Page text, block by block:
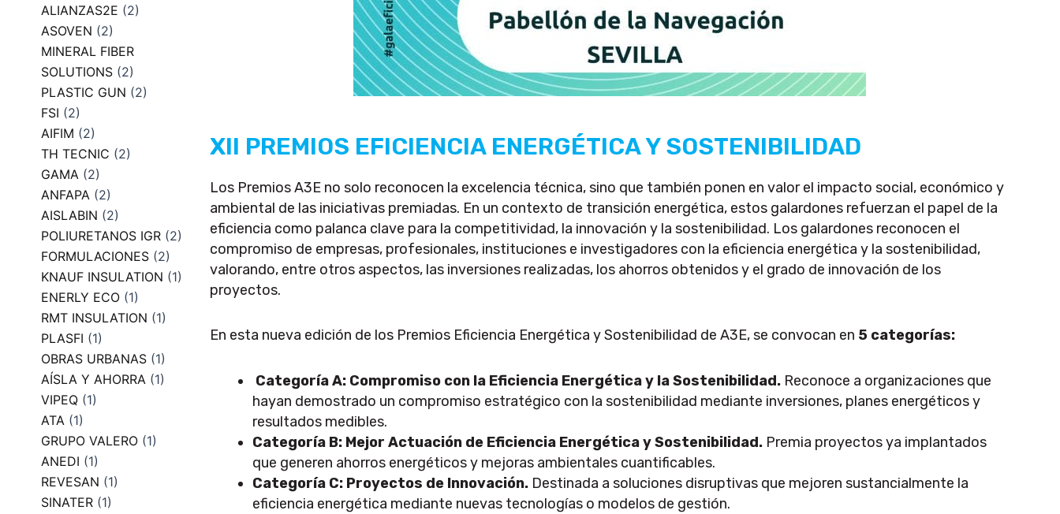
ALIANZAS2E (2)
ASOVEN (2)
MINERAL FIBER
SOLUTIONS (2)
PLASTIC GUN (2)
FSI (2)
AIFIM (2)
TH TECNIC (2)
GAMA (2)
ANFAPA (2)
AISLABIN (2)
POLIURETANOS IGR (2)
FORMULACIONES (2)
KNAUF INSULATION (1)
ENERLY ECO (1)
RMT INSULATION (1)
PLASFI (1)
OBRAS URBANAS (1)
AÍSLA Y AHORRA (1)
VIPEQ (1)
ATA (1)
GRUPO VALERO (1)
ANEDI (1)
REVESAN (1)
SINATER (1)
XII PREMIOS EFICIENCIA ENERGÉTICA Y SOSTENIBILIDAD
Los Premios A3E no solo reconocen la excelencia técnica, sino que también ponen en valor el impacto social, económico y
ambiental de las iniciativas premiadas. En un contexto de transición energética, estos galardones refuerzan el papel de la
eficiencia como palanca clave para la competitividad, la innovación y la sostenibilidad. Los galardones reconocen el
compromiso de empresas, profesionales, instituciones e investigadores con la eficiencia energética y la sostenibilidad,
valorando, entre otros aspectos, las inversiones realizadas, los ahorros obtenidos y el grado de innovación de los
proyectos.
En esta nueva edición de los Premios Eficiencia Energética y Sostenibilidad de A3E, se convocan en 5 categorías:
Categoría A: Compromiso con la Eficiencia Energética y la Sostenibilidad. Reconoce a organizaciones que
hayan demostrado un compromiso estratégico con la sostenibilidad mediante inversiones, planes energéticos y
resultados medibles.
Categoría B: Mejor Actuación de Eficiencia Energética y Sostenibilidad. Premia proyectos ya implantados
que generen ahorros energéticos y mejoras ambientales cuantificables.
Categoría C: Proyectos de Innovación. Destinada a soluciones disruptivas que mejoren sustancialmente la
eficiencia energética mediante nuevas tecnologías o modelos de gestión.